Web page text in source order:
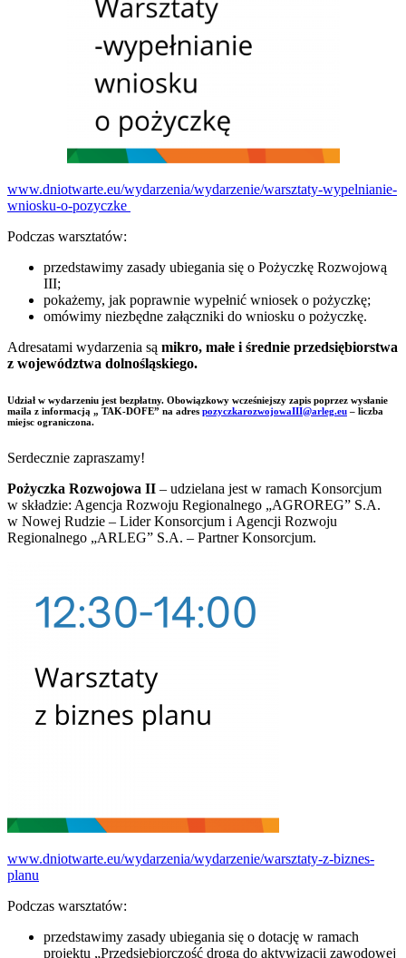
www.dniotwarte.eu/wydarzenia/wydarzenie/warsztaty-wypelnianie-
wniosku-o-pozyczke
Podczas warsztatów:
przedstawimy zasady ubiegania się o Pożyczkę Rozwojową
III;
pokażemy, jak poprawnie wypełnić wniosek o pożyczkę;
omówimy niezbędne załączniki do wniosku o pożyczkę.
Adresatami wydarzenia są mikro, małe i średnie przedsiębiorstwa
z województwa dolnośląskiego.
Udział w wydarzeniu jest bezpłatny. Obowiązkowy wcześniejszy zapis poprzez wysłanie
maila z informacją „ TAK-DOFE” na adres pozyczkarozwojowaIII@arleg.eu – liczba
miejsc ograniczona.
Serdecznie zapraszamy!
Pożyczka Rozwojowa II – udzielana jest w ramach Konsorcjum
w składzie: Agencja Rozwoju Regionalnego „AGROREG” S.A.
w Nowej Rudzie – Lider Konsorcjum i Agencji Rozwoju
Regionalnego „ARLEG” S.A. – Partner Konsorcjum.
www.dniotwarte.eu/wydarzenia/wydarzenie/warsztaty-z-biznes-
planu
Podczas warsztatów:
przedstawimy zasady ubiegania się o dotację w ramach
projektu „Przedsiębiorczość drogą do aktywizacji zawodowej